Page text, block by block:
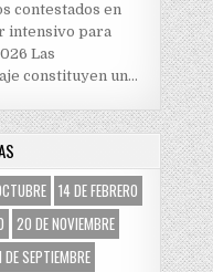
contestados en
intensivo para
Las
constituyen un…
14 DE FEBRERO
20 DE NOVIEMBRE
DE SEPTIEMBRE